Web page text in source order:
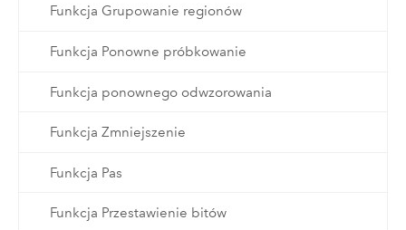
Funkcja Grupowanie regionów
Funkcja Ponowne próbkowanie
Funkcja ponownego odwzorowania
Funkcja Zmniejszenie
Funkcja Pas
Funkcja Przestawienie bitów